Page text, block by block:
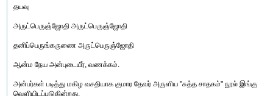
தயவு
அருட்பெருஞ்ஜோதி அருட்பெருஞ்ஜோதி
தனிப்பெருங்கருணை அருட்பெருஞ்ஜோதி
ஆன்ம நேய அன்புடையீர், வணக்கம்.
அன்பர்கள் படித்து மகிழ வசதியாக குமார தேவர் அருளிய "சுத்த சாதகம்" நூல் இங்கு
வெளியிடப்படுகின்றது.